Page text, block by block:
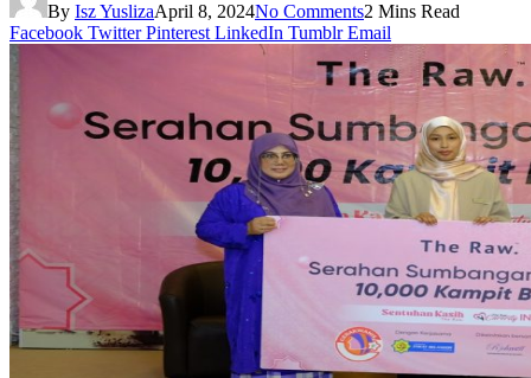
By Isz YuslizaApril 8, 2024No Comments2 Mins Read
Facebook Twitter Pinterest LinkedIn Tumblr Email